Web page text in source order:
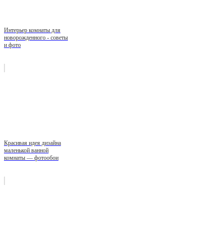
Интерьер комнаты для
новорожденного - советы
и фото
Красивая идея дизайна
маленькой ванной
комнаты — фотообои